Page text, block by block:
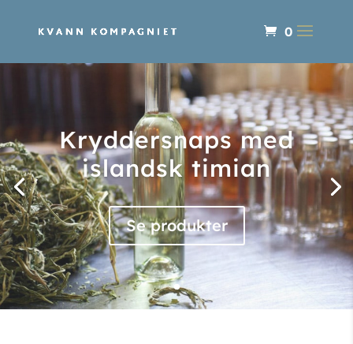
0
Delikatesser med
smag af arktisk
sommer
Se produkter